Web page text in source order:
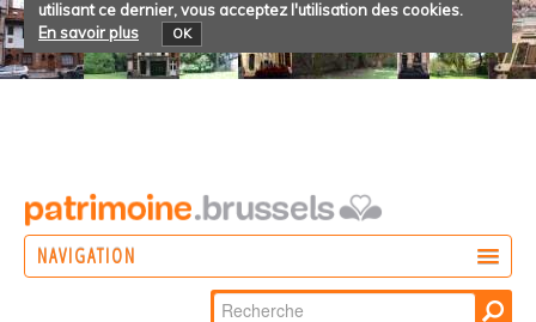
utilisant ce dernier, vous acceptez l'utilisation des cookies.
En savoir plus
OK
NAVIGATION
Chercher par